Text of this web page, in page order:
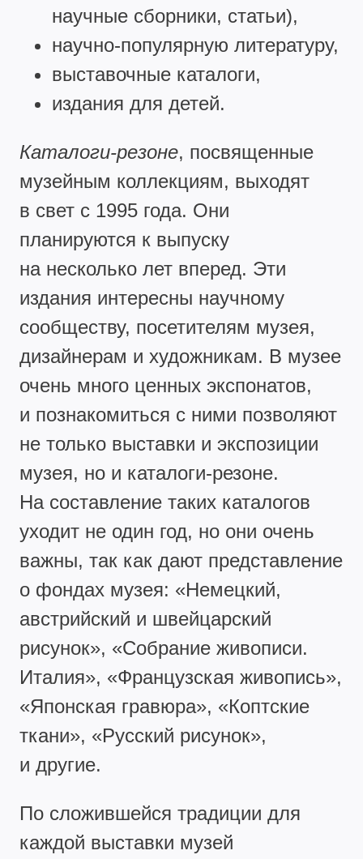
научные сборники, статьи),
научно-популярную литературу,
выставочные каталоги,
издания для детей.
Каталоги-резоне, посвященные
музейным коллекциям, выходят
в свет с 1995 года. Они
планируются к выпуску
на несколько лет вперед. Эти
издания интересны научному
сообществу, посетителям музея,
дизайнерам и художникам. В музее
очень много ценных экспонатов,
и познакомиться с ними позволяют
не только выставки и экспозиции
музея, но и каталоги-резоне.
На составление таких каталогов
уходит не один год, но они очень
важны, так как дают представление
о фондах музея: «Немецкий,
австрийский и швейцарский
рисунок», «Собрание живописи.
Италия», «Французская живопись»,
«Японская гравюра», «Коптские
ткани», «Русский рисунок»,
и другие.
По сложившейся традиции для
каждой выставки музей